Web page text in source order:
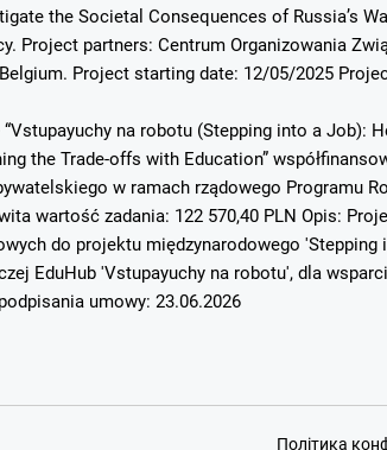
the Societal Consequences of Russia’s
Project partners: Centrum Organizowania
Project starting date: 12/05/2025
na robotu (Stepping into a Job):
the Trade-offs with Education”
w ramach rządowego Programu
wartość zadania: 122 570,40 PLN Opis:
do projektu międzynarodowego
EduHub 'Vstupayuchy na robotu', dla
umowy: 23.06.2026
Політика